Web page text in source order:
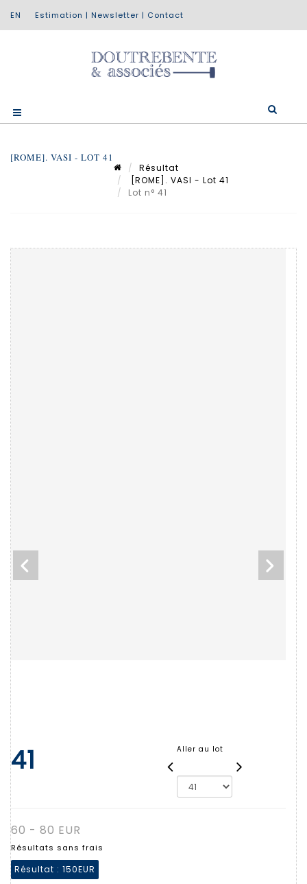
Estimation | Newsletter | Contact
[ROME]. VASI - LOT 41
Résultat
[ROME]. VASI - Lot 41
Lot n° 41
41 Aller au lot
60 - 80 EUR
Résultats sans frais
Résultat : 150EUR